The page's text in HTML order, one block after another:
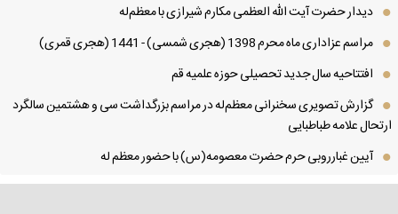
دیدار حضرت آیت الله العظمی مكارم شیرازی با معظم‌له
مراسم عزاداری ماه محرم 1398 (هجری شمسی) - 1441 (هجری قمری)
افتتاحیه سال جدید تحصیلی حوزه علمیه قم
گزارش تصویری سخنرانی معظم‌له در مراسم بزرگداشت سی و هشتمین سالگرد
علامه طباطبایی
آیین غبارروبی حرم حضرت معصومه(س) با حضور معظم له